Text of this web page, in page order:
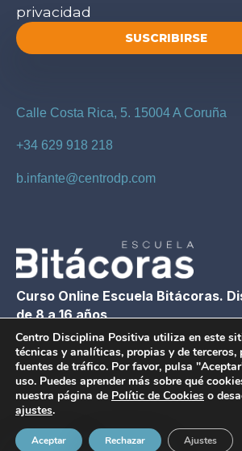
privacidad
SUSCRIBIRSE
Calle Costa Rica, 5. 15004 A Coruña
+34 629 918 218
b.infante@centrodp.com
Curso Online Escuela Bitácoras.
de 8 a 16 años
Ver curso
Copyright © 2026 Centro
Aviso Legal
|Condiciones
Centro Disciplina Positiva utiliza en este
técnicas y analíticas, propias y de
fuentes de tráfico. Por favor, pulsa
uso. Puedes aprender más sobre qué
nuestra página de Polític de Cookies o
ajustes.
Aceptar Rechazar Ajustes